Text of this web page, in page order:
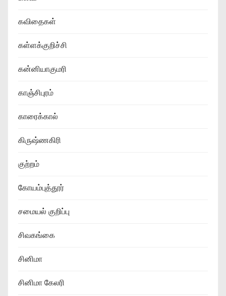
கவிதைகள்
கள்ளக்குறிச்சி
கன்னியாகுமரி
காஞ்சிபுரம்
காரைக்கால்
கிருஷ்ணகிரி
குற்றம்
கோயம்புத்தூர்
சமையல் குறிப்பு
சிவகங்கை
சினிமா
சினிமா கேலரி